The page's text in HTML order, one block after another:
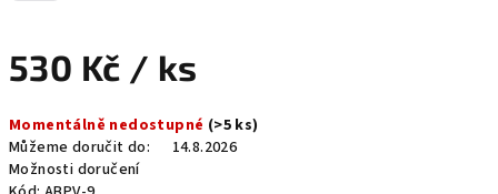
530 Kč / ks
cena:
Momentálně nedostupné (>5 ks)
Můžeme doručit do:
14.8.2026
Možnosti doručení